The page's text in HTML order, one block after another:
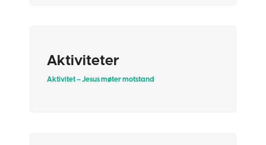
Aktiviteter
Aktivitet – Jesus møter motstand